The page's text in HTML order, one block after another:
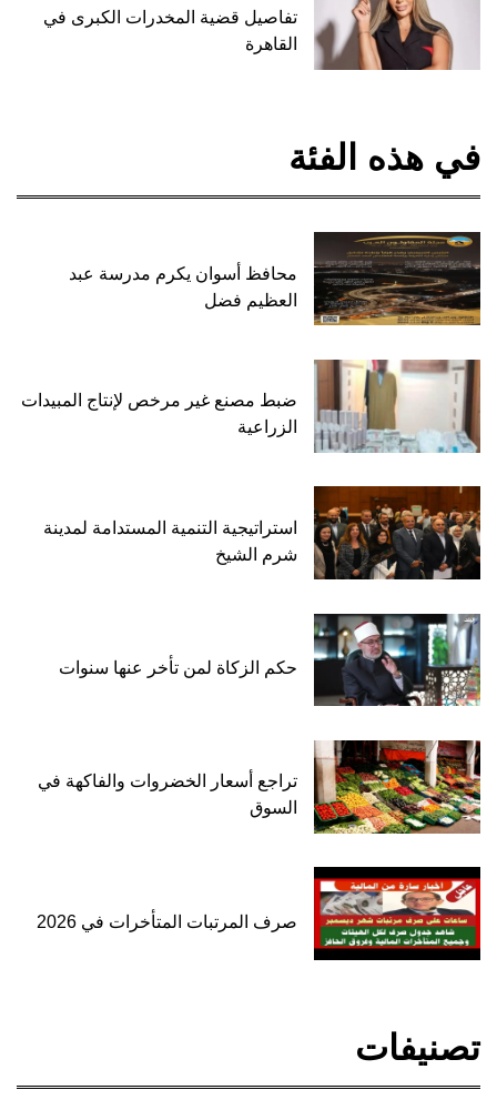
تفاصيل قضية المخدرات الكبرى في
القاهرة
في هذه الفئة
محافظ أسوان يكرم مدرسة عبد
العظيم فضل
ضبط مصنع غير مرخص لإنتاج المبيدات
الزراعية
استراتيجية التنمية المستدامة لمدينة
شرم الشيخ
حكم الزكاة لمن تأخر عنها سنوات
تراجع أسعار الخضروات والفاكهة في
السوق
صرف المرتبات المتأخرات في 2026
تصنيفات